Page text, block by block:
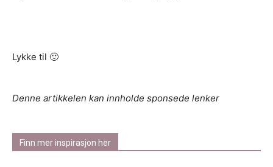
Lykke til 🙂
Denne artikkelen kan innholde sponsede lenker
Finn mer inspirasjon her